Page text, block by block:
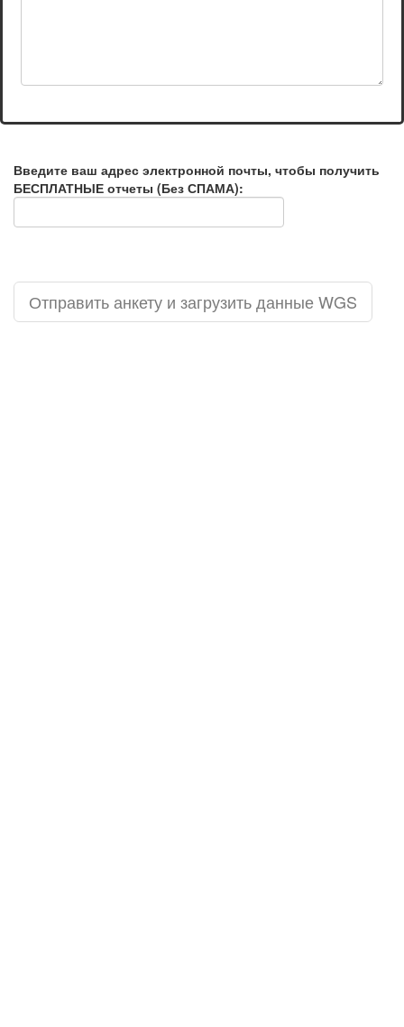
Введите ваш адрес электронной почты, чтобы получить
БЕСПЛАТНЫЕ отчеты (Без СПАМА):
Отправить анкету и загрузить данные WGS